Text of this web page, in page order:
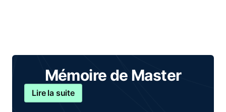
Mémoire de Master
Lire la suite